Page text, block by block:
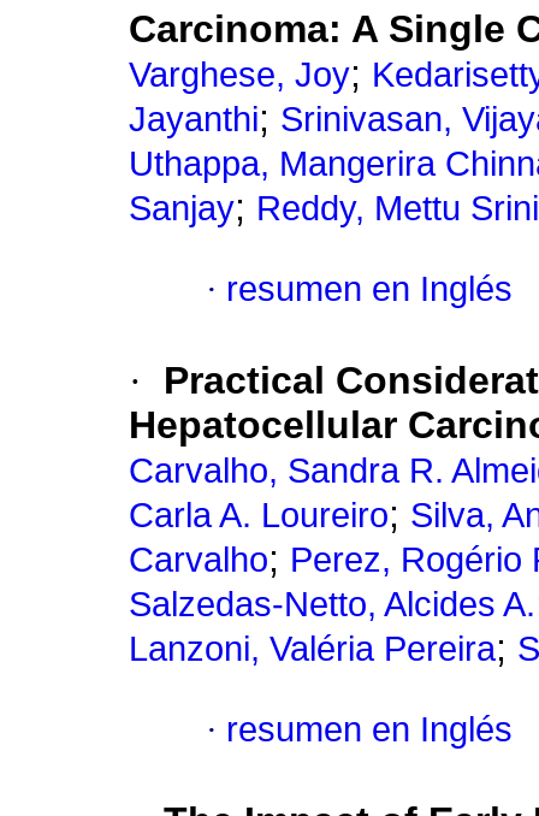
Carcinoma: A Single
Varghese, Joy;
Jayanthi; Srinivasan,
Uthappa, Mangerira
Sanjay; Reddy, Mettu
· resumen en Inglés
·
Practical
Hepatocellular
Carvalho, Sandra R.
Carla A. Loureiro; Silva,
Carvalho; Perez, Rogério
Salzedas-Netto, Alcides A.
Lanzoni, Valéria Pereira;
· resumen en Inglés